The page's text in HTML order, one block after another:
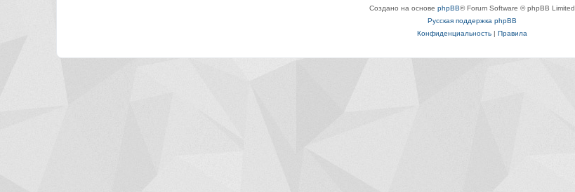
Создано на основе phpBB® Forum Software © phpBB Limited
Русская поддержка phpBB
Конфиденциальность| Правила